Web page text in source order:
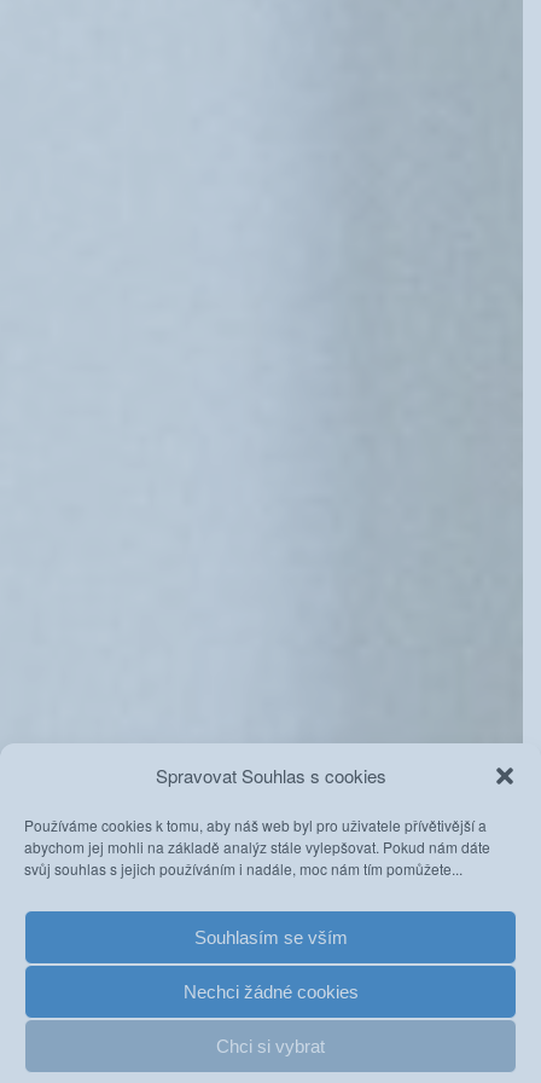
Spravovat Souhlas s cookies
Používáme cookies k tomu, aby náš web byl pro uživatele přívětivější a
abychom jej mohli na základě analýz stále vylepšovat. Pokud nám dáte
svůj souhlas s jejich používáním i nadále, moc nám tím pomůžete...
Souhlasím se vším
Nechci žádné cookies
Chci si vybrat